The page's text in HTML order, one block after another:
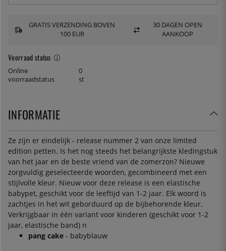
Voorraad status
Online
voorraadstatus
0
st
GRATIS VERZENDING BOVEN
100 EUR
30 DAGEN OPEN
AANKOOP
INFORMATIE
Ze zijn er eindelijk - release nummer 2 van onze limited
edition petten. Is het nog steeds het belangrijkste kledingstuk
van het jaar en de beste vriend van de zomerzon? Nieuwe
zorgvuldig geselecteerde woorden, gecombineerd met een
stijlvolle kleur. Nieuw voor deze release is een elastische
babypet, geschikt voor de leeftijd van 1-2 jaar. Elk woord is
zachtjes in het wit geborduurd op de bijbehorende kleur.
Verkrijgbaar in één variant voor kinderen (geschikt voor 1-2
jaar, elastische band) n
pang cake - babyblauw